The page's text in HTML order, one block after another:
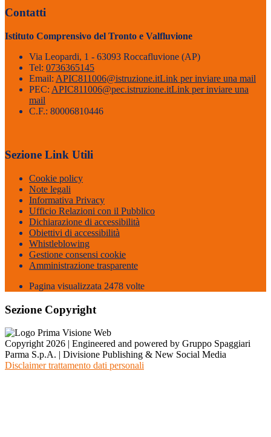
Contatti
Istituto Comprensivo del Tronto e Valfluvione
Via Leopardi, 1 - 63093 Roccafluvione (AP)
Tel: 0736365145
Email: APIC811006@istruzione.itLink per inviare una mail
PEC: APIC811006@pec.istruzione.itLink per inviare una
mail
C.F.: 80006810446
Sezione Link Utili
Cookie policy
Note legali
Informativa Privacy
Ufficio Relazioni con il Pubblico
Dichiarazione di accessibilità
Obiettivi di accessibilità
Whistleblowing
Gestione consensi cookie
Amministrazione trasparente
Pagina visualizzata 2478 volte
Sezione Copyright
Copyright 2026 | Engineered and powered by Gruppo Spaggiari
Parma S.p.A. | Divisione Publishing & New Social Media
Disclaimer trattamento dati personali